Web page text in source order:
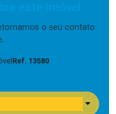
o seu contato
Ref. 13580